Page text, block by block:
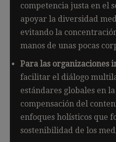
competencia justa en el
apoyar la diversidad
evitando la
manos de unas pocas
Para las organizaciones
facilitar el diálogo
estándares globales en
compensación del
enfoques holísticos que
sostenibilidad de los